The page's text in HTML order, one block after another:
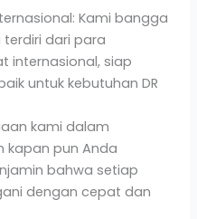
Kami bangga
dari para
internasional, siap
untuk kebutuhan DR
kami dalam
kapan pun Anda
bahwa setiap
dengan cepat dan